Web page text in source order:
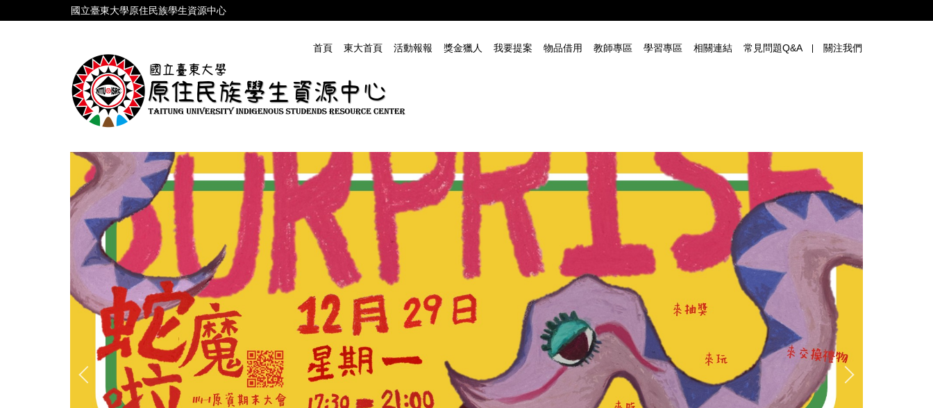
到
國立臺東大學原住民族學生資源中心
首頁 東大首頁 活動報報 獎金獵人 我要提案 物品借用 教師專區 學習專區 相關連結 常見問題Q&A 關注我們